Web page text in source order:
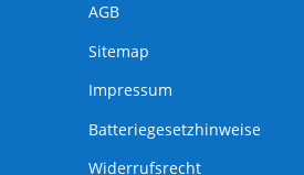
AGB
Sitemap
Impressum
Batteriegesetzhinweise
Widerrufsrecht